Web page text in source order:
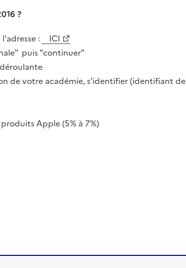
?
:
ICI
puis "continuer"
de votre académie, s'identifier (identifiant de
Apple (5% à 7%)